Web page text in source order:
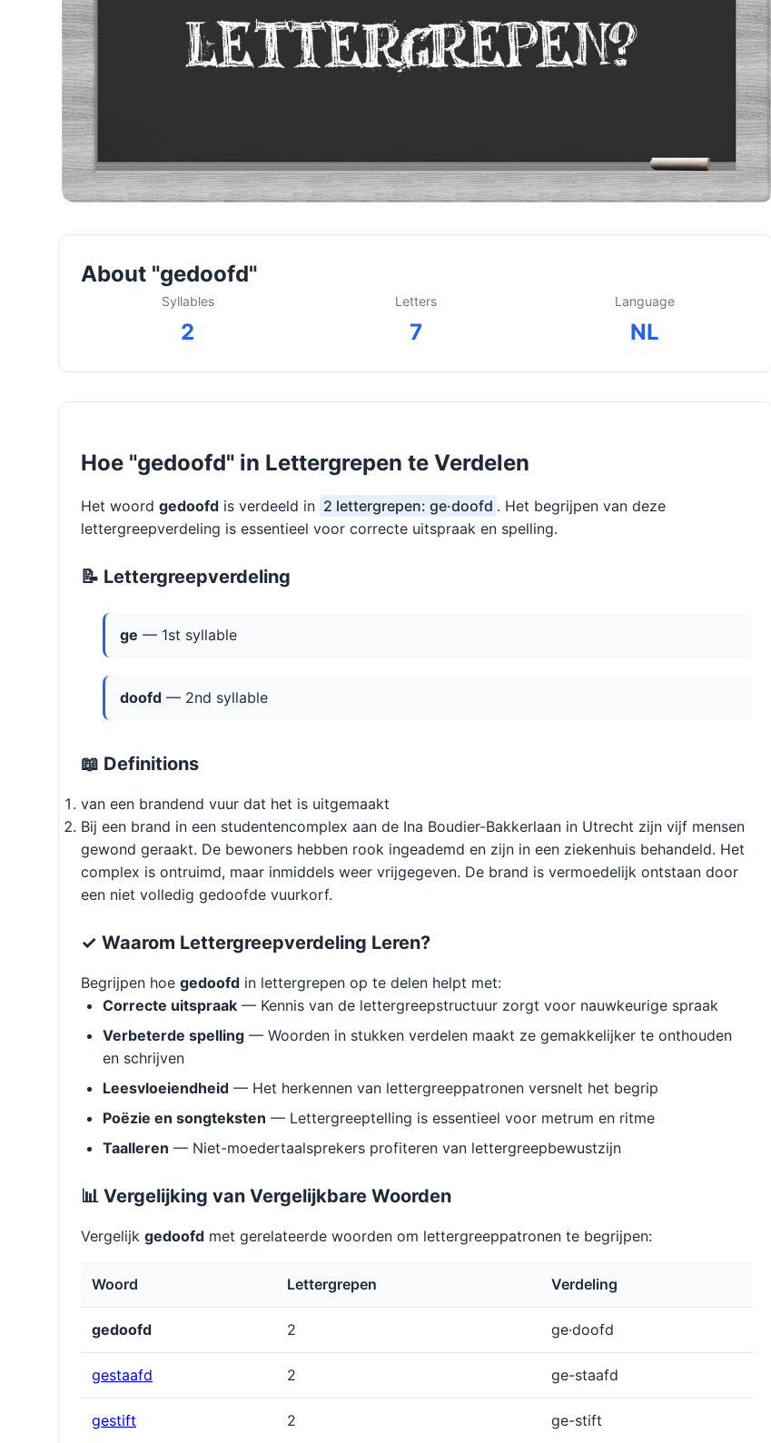
About "gedoofd"
Syllables
2
Letters
7
Language
NL
Hoe "gedoofd" in Lettergrepen te Verdelen
Het woord gedoofd is verdeeld in 2 lettergrepen: ge·doofd . Het begrijpen van deze
lettergreepverdeling is essentieel voor correcte uitspraak en spelling.
📝 Lettergreepverdeling
ge — 1st syllable
doofd — 2nd syllable
📖 Definitions
van een brandend vuur dat het is uitgemaakt
Bij een brand in een studentencomplex aan de Ina Boudier-Bakkerlaan in Utrecht zijn vijf mensen
gewond geraakt. De bewoners hebben rook ingeademd en zijn in een ziekenhuis behandeld. Het
complex is ontruimd, maar inmiddels weer vrijgegeven. De brand is vermoedelijk ontstaan door
een niet volledig gedoofde vuurkorf.
✓ Waarom Lettergreepverdeling Leren?
Begrijpen hoe gedoofd in lettergrepen op te delen helpt met:
Correcte uitspraak — Kennis van de lettergreepstructuur zorgt voor nauwkeurige spraak
Verbeterde spelling — Woorden in stukken verdelen maakt ze gemakkelijker te onthouden
en schrijven
Leesvloeiendheid — Het herkennen van lettergreeppatronen versnelt het begrip
Poëzie en songteksten — Lettergreeptelling is essentieel voor metrum en ritme
Taalleren — Niet-moedertaalsprekers profiteren van lettergreepbewustzijn
📊 Vergelijking van Vergelijkbare Woorden
Vergelijk gedoofd met gerelateerde woorden om lettergreeppatronen te begrijpen:
Woord Lettergrepen Verdeling
gedoofd 2 ge·doofd
gestaafd 2 ge-staafd
gestift 2 ge-stift